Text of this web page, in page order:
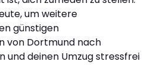
um weitere
günstigen
von Dortmund nach
und deinen Umzug stressfrei